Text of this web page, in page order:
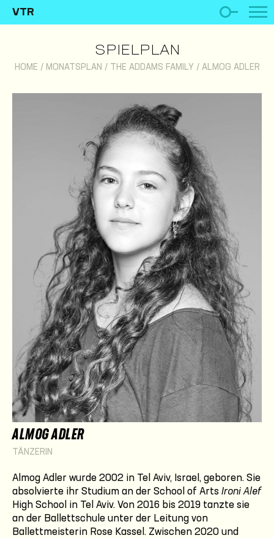
VTR
SPIELPLAN
HOME / MONATSPLAN / THE ADDAMS FAMILY / ALMOG ADLER
ALMOG ADLER
TÄNZERIN
Almog Adler wurde 2002 in Tel Aviv, Israel, geboren. Sie
absolvierte ihr Studium an der School of Arts Ironi Alef
High School in Tel Aviv. Von 2016 bis 2019 tanzte sie
an der Ballettschule unter der Leitung von
Ballettmeisterin Rose Kassel. Zwischen 2020 und